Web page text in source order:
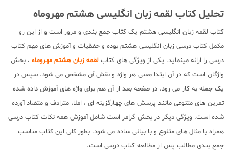
تحلیل کتاب لقمه زبان انگلیسی هشتم مهروماه
کتاب لقمه زبان انگلیسی هشتم یک کتاب جمع بندی و مرور است و از این رو
مکمل کتاب درسی زبان انگلیسی هشتم بوده و حفظیات و آموزش های مهم کتاب
درسی را ارائه مینماید. یکی از ویژگی های کتاب لقمه زبان هشتم مهروماه ، بخش
واژگان است که در آن ابتدا معنی هر واژه و نقش آن مشخص می شود. سپس در
یک جمله به کار می رود. در صفحه بعد از آن هم برای واژه های آموزش داده شده
تمرین های متنوعی مانند پرسش های چهارگزینه ای ، املا، مترادف و متضاد آورده
شده است. ویژگی دیگر در بخش گرامر است شامل آموزش همه نکات کتاب درسی
همراه با مثال های متنوع و با بیانی ساده می شود. بطور کلی این کتاب مناسب
جمع بندی مطالب پس از مطالعه کتاب درسی است.